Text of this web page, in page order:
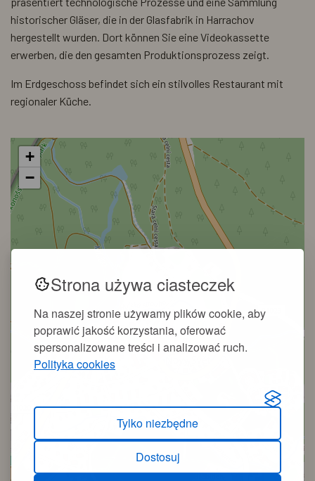
Strona używa ciasteczek
Na naszej stronie używamy plików cookie, aby
poprawić jakość korzystania, oferować
spersonalizowane treści i analizować ruch.
Polityka cookies
Tylko niezbędne
Dostosuj
historischer Gläser, die in der Glasfabrik in Harrachov
hergestellt wurden. Dort können Sie eine Videokassette
erwerben, die den gesamten Produktionsprozess zeigt.
Im Erdgeschoss befindet sich ein stilvolles Restaurant mit
regionaler Küche.
+
−